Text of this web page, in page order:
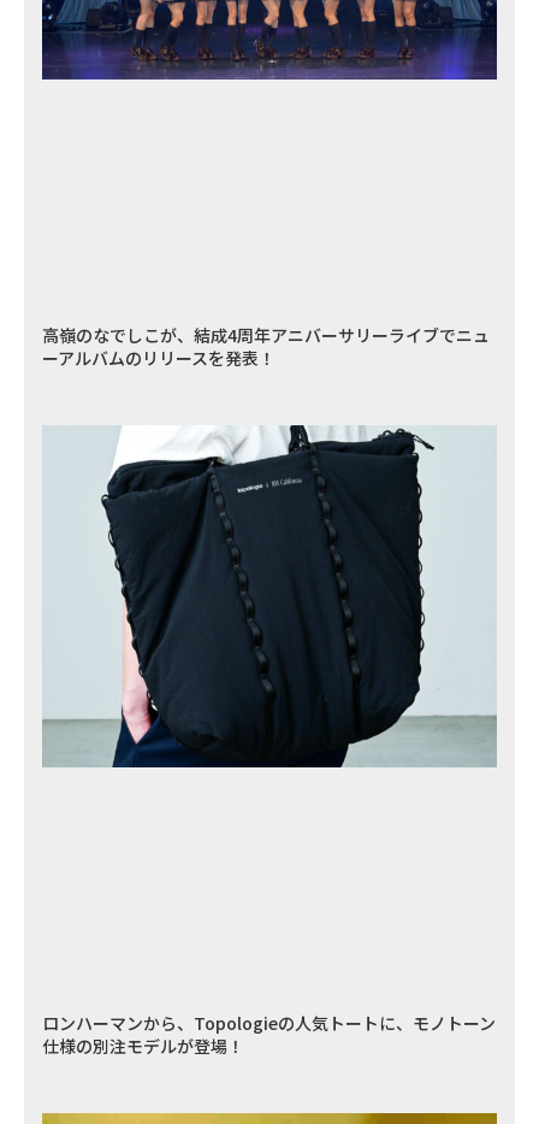
高嶺のなでしこが、結成4周年アニバーサリーライブでニュ
ーアルバムのリリースを発表！
ロンハーマンから、Topologieの人気トートに、モノトーン
仕様の別注モデルが登場！